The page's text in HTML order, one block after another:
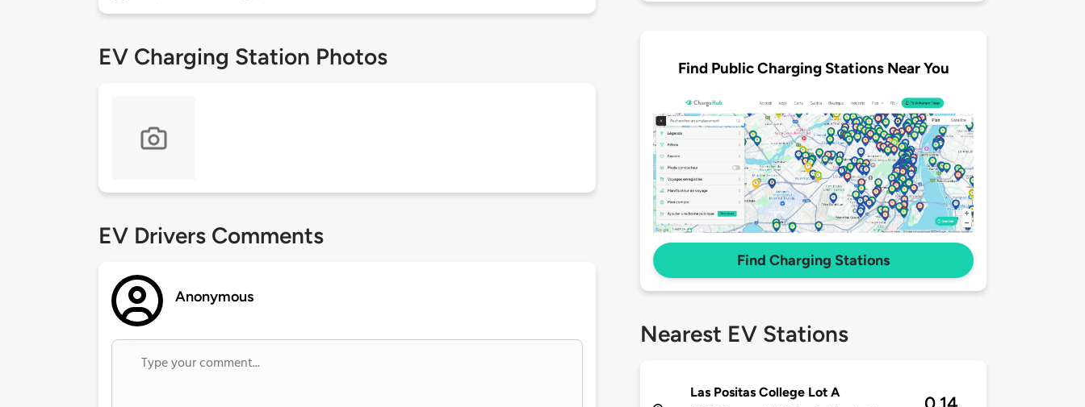
EV Charging Station Photos
EV Drivers Comments
Anonymous
Find Public Charging Stations Near You
Find Charging Stations
Nearest EV Stations
Las Positas College Lot A